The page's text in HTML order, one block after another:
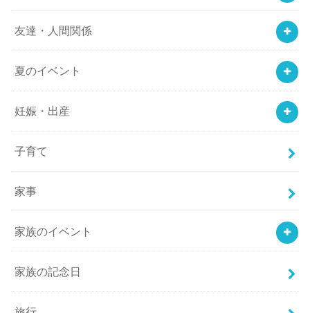
友達・人間関係
夏のイベント
妊娠・出産
子育て
家事
家族のイベント
家族の記念日